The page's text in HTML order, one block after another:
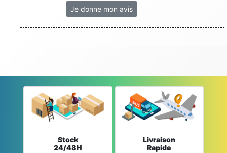
Je donne mon avis
Stock
24/48H
Livraison
Rapide